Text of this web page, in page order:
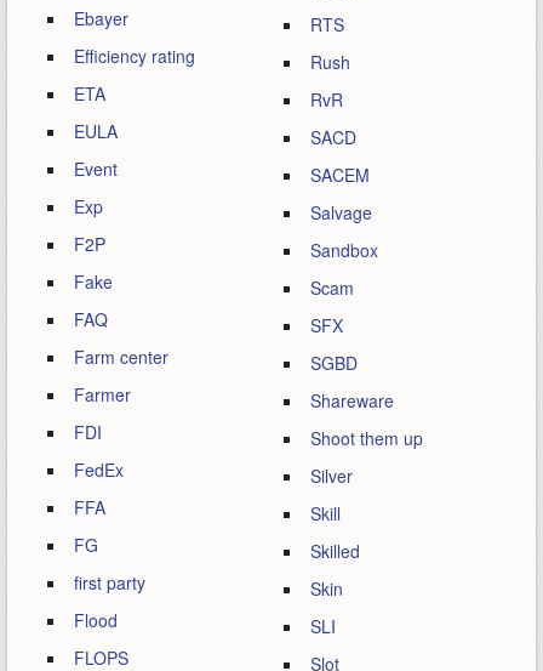
Ebayer
Efficiency rating
ETA
EULA
Event
Exp
F2P
Fake
FAQ
Farm center
Farmer
FDI
FedEx
FFA
FG
first party
Flood
FLOPS
RTS
Rush
RvR
SACD
SACEM
Salvage
Sandbox
Scam
SFX
SGBD
Shareware
Shoot them up
Silver
Skill
Skilled
Skin
SLI
Slot